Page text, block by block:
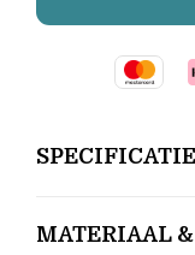
MATERIAAL